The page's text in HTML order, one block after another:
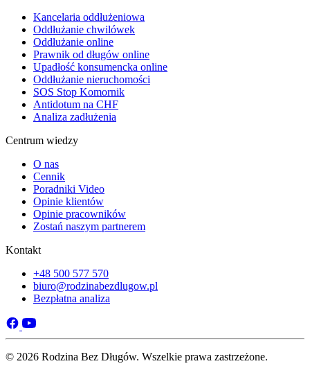
Kancelaria oddłużeniowa
Oddłużanie chwilówek
Oddłużanie online
Prawnik od długów online
Upadłość konsumencka online
Oddłużanie nieruchomości
SOS Stop Komornik
Antidotum na CHF
Analiza zadłużenia
Centrum wiedzy
O nas
Cennik
Poradniki Video
Opinie klientów
Opinie pracowników
Zostań naszym partnerem
Kontakt
+48 500 577 570
biuro@rodzinabezdlugow.pl
Bezpłatna analiza
© 2026 Rodzina Bez Długów. Wszelkie prawa zastrzeżone.